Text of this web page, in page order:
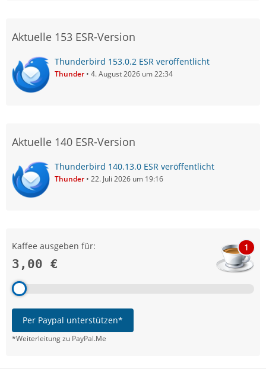
Aktuelle 153 ESR-Version
Thunderbird 153.0.2 ESR veröffentlicht
Thunder 4. August 2026 um 22:34
Aktuelle 140 ESR-Version
Thunderbird 140.13.0 ESR veröffentlicht
Thunder 22. Juli 2026 um 19:16
Kaffee ausgeben für:
3,00 €
1
Per Paypal unterstützen*
*Weiterleitung zu PayPal.Me